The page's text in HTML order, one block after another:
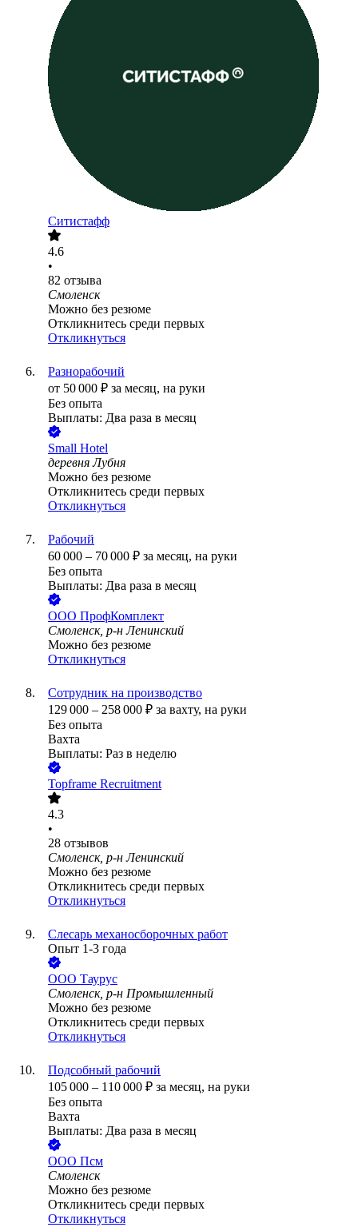
Ситистафф
4.6
•
82 отзыва
Смоленск
Можно без резюме
Откликнитесь среди первых
Откликнуться
Разнорабочий
от 50 000 ₽ за месяц, на руки
Без опыта
Выплаты: Два раза в месяц
Small Hotel
деревня Лубня
Можно без резюме
Откликнитесь среди первых
Откликнуться
Рабочий
60 000 – 70 000 ₽ за месяц, на руки
Без опыта
Выплаты: Два раза в месяц
ООО ПрофКомплект
Смоленск, р-н Ленинский
Можно без резюме
Откликнуться
Сотрудник на производство
129 000 – 258 000 ₽ за вахту, на руки
Без опыта
Вахта
Выплаты: Раз в неделю
Topframe Recruitment
4.3
•
28 отзывов
Смоленск, р-н Ленинский
Можно без резюме
Откликнитесь среди первых
Откликнуться
Слесарь механосборочных работ
Опыт 1-3 года
ООО Таурус
Смоленск, р-н Промышленный
Можно без резюме
Откликнитесь среди первых
Откликнуться
Подсобный рабочий
105 000 – 110 000 ₽ за месяц, на руки
Без опыта
Вахта
Выплаты: Два раза в месяц
ООО Псм
Смоленск
Можно без резюме
Откликнитесь среди первых
Откликнуться